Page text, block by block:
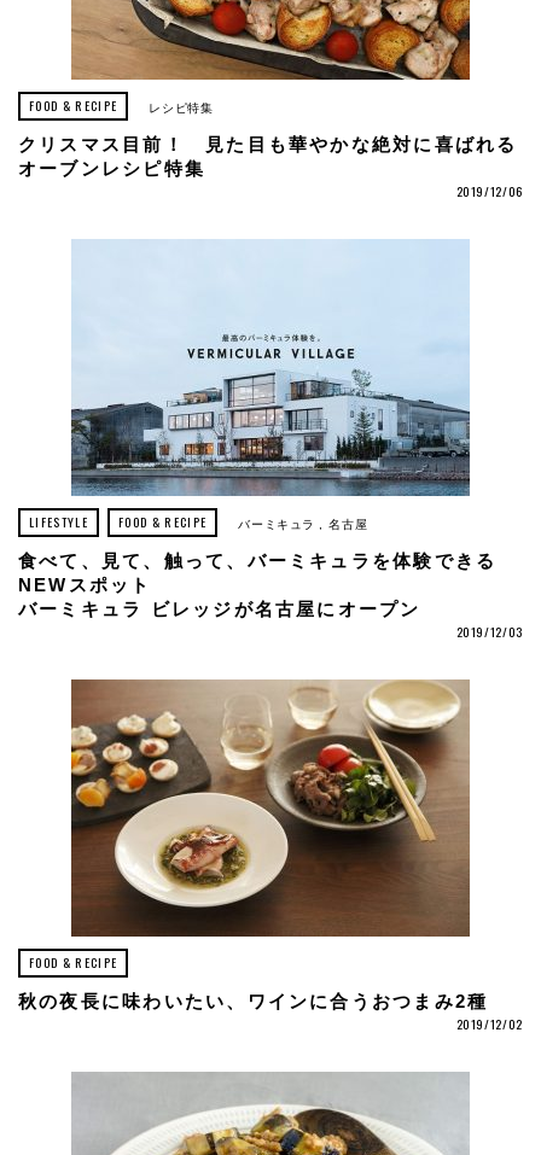
FOOD & RECIPE レシピ特集
クリスマス目前！ 見た目も華やかな絶対に喜ばれる
オーブンレシピ特集
2019/12/06
LIFESTYLE FOOD & RECIPE バーミキュラ 名古屋
食べて、見て、触って、バーミキュラを体験できる
NEWスポット
バーミキュラ ビレッジが名古屋にオープン
2019/12/03
FOOD & RECIPE
秋の夜長に味わいたい、ワインに合うおつまみ2種
2019/12/02